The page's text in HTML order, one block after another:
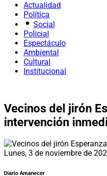
Actualidad
Política
Social
Policial
Espectáculo
Ambiental
Cultural
Institucional
Vecinos del jirón
intervención
Lunes, 3 de noviembre de
Diario Amanecer